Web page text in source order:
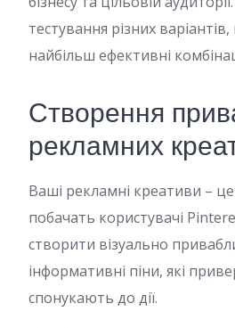
тестування різних
найбільш ефективні
Створення
рекламних
Ваші рекламні креативи –
побачать користувачі
створити візуально
інформативні піни, які
спонукають до дії.